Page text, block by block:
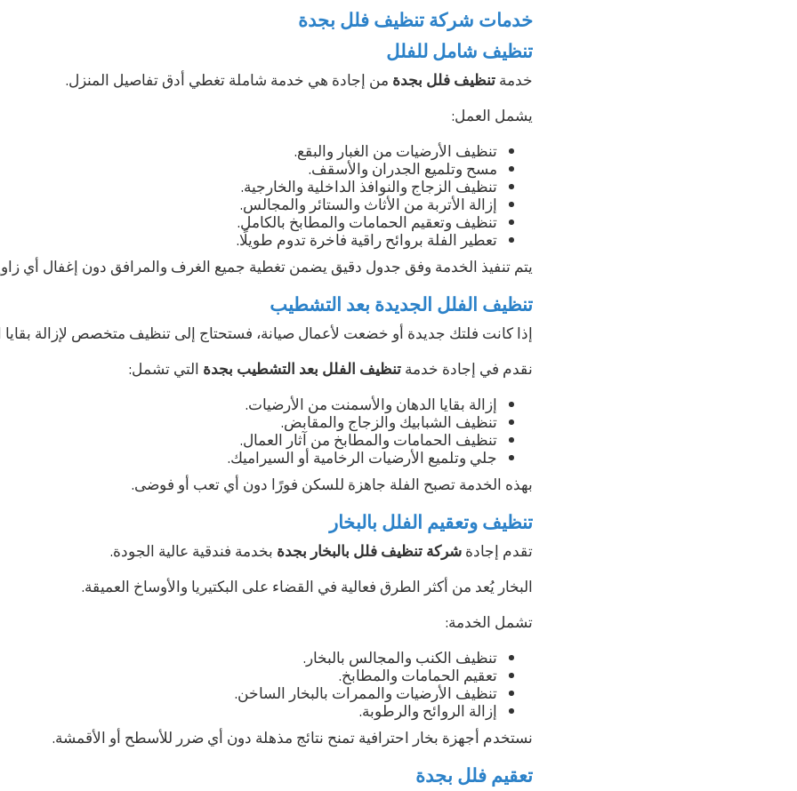
خدمات شركة تنظيف فلل بجدة
تنظيف شامل للفلل
خدمة تنظيف فلل بجدة من إجادة هي خدمة شاملة تغطي أدق تفاصيل المنزل.
يشمل العمل:
تنظيف الأرضيات من الغبار والبقع.
مسح وتلميع الجدران والأسقف.
تنظيف الزجاج والنوافذ الداخلية والخارجية.
إزالة الأتربة من الأثاث والستائر والمجالس.
تنظيف وتعقيم الحمامات والمطابخ بالكامل.
تعطير الفلة بروائح راقية فاخرة تدوم طويلًا.
يتم تنفيذ الخدمة وفق جدول دقيق يضمن تغطية جميع الغرف والمرافق دون إغفال أي
تنظيف الفلل الجديدة بعد التشطيب
إذا كانت فلتك جديدة أو خضعت لأعمال صيانة، فستحتاج إلى تنظيف متخصص لإزالة بقايا
نقدم في إجادة خدمة تنظيف الفلل بعد التشطيب بجدة التي تشمل:
إزالة بقايا الدهان والأسمنت من الأرضيات.
تنظيف الشبابيك والزجاج والمقابض.
تنظيف الحمامات والمطابخ من آثار العمال.
جلي وتلميع الأرضيات الرخامية أو السيراميك.
بهذه الخدمة تصبح الفلة جاهزة للسكن فورًا دون أي تعب أو فوضى.
تنظيف وتعقيم الفلل بالبخار
تقدم إجادة شركة تنظيف فلل بالبخار بجدة بخدمة فندقية عالية الجودة.
البخار يُعد من أكثر الطرق فعالية في القضاء على البكتيريا والأوساخ العميقة.
تشمل الخدمة:
تنظيف الكنب والمجالس بالبخار.
تعقيم الحمامات والمطابخ.
تنظيف الأرضيات والممرات بالبخار الساخن.
إزالة الروائح والرطوبة.
نستخدم أجهزة بخار احترافية تمنح نتائج مذهلة دون أي ضرر للأسطح أو الأقمشة.
تعقيم فلل بجدة